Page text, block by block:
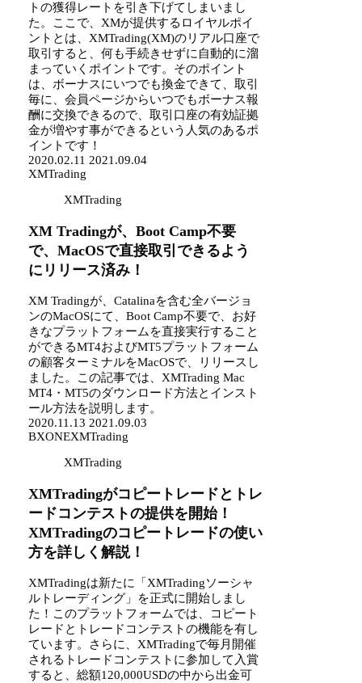
トの獲得レートを引き下げてしまいまし
た。ここで、XMが提供するロイヤルポイ
ントとは、XMTrading(XM)のリアル口座で
取引すると、何も手続きせずに自動的に溜
まっていくポイントです。そのポイント
は、ボーナスにいつでも換金できて、取引
毎に、会員ページからいつでもボーナス報
酬に交換できるので、取引口座の有効証拠
金が増やす事ができるという人気のあるポ
イントです！
2020.02.11 2021.09.04
XMTrading
XMTrading
XM Tradingが、Boot Camp不要
で、MacOSで直接取引できるよう
にリリース済み！
XM Tradingが、Catalinaを含む全バージョ
ンのMacOSにて、Boot Camp不要で、お好
きなプラットフォームを直接実行すること
ができるMT4およびMT5プラットフォーム
の顧客ターミナルをMacOSで、リリースし
ました。この記事では、XMTrading Mac
MT4・MT5のダウンロード方法とインスト
ール方法を説明します。
2020.11.13 2021.09.03
BXONEXMTrading
XMTrading
XMTradingがコピートレードとトレ
ードコンテストの提供を開始！
XMTradingのコピートレードの使い
方を詳しく解説！
XMTradingは新たに「XMTradingソーシャ
ルトレーディング」を正式に開始しまし
た！このプラットフォームでは、コピート
レードとトレードコンテストの機能を有し
ています。さらに、XMTradingで毎月開催
されるトレードコンテストに参加して入賞
すると、総額120,000USDの中から出金可